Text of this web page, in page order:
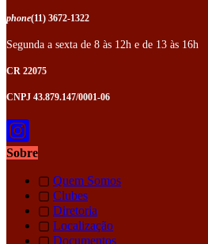
phone(11) 3672-1322
Segunda a sexta de 8 às 12h e de 13 às 16h
CR 22075
CNPJ 43.879.147/0001-06
Sobre
▢ Quem Somos
▢ Clubes
▢ Diretoria
▢ Localização
▢ Documentos